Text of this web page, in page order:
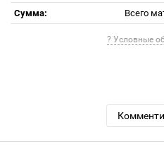
Сумма:
Всего
? Условные